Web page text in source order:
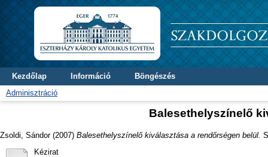
Kezdőlap Információ
Böngészés
Adminisztráció
Balesethelyszínelő
Zsoldi, Sándor(2007) Balesethelyszínelő kiválasztása a rendőrségen belül.
Kézirat